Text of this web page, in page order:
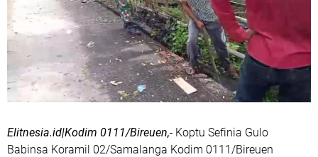
Elitnesia.id|Kodim 0111/Bireuen,- Koptu Sefinia Gulo
Babinsa Koramil 02/Samalanga Kodim 0111/Bireuen